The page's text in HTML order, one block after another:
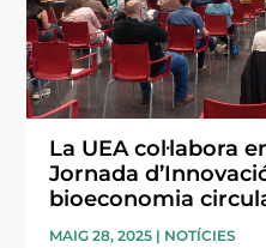
La UEA col·labora
Jornada
bioeconomia
MAIG 28, 2025 | NOTÍCIES